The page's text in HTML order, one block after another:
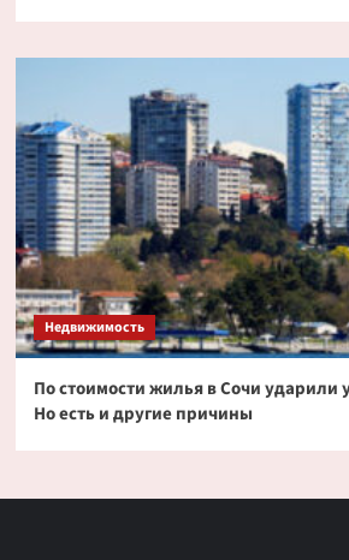
Недвижимость
По стоимости жилья в Сочи ударили
Но есть и другие причины